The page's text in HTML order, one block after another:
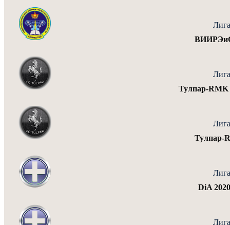
Тулпар-RMK
Тулпар-
DiA